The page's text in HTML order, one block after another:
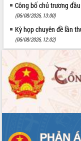
Công bố chủ trương
(06/08/2026, 13:00)
Kỳ họp chuyên đề lần
(06/08/2026, 12:02)